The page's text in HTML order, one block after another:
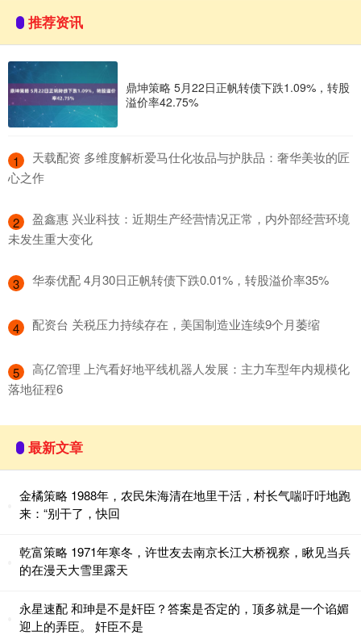
推荐资讯
鼎坤策略 5月22日正帆转债下跌1.09%，转股
溢价率42.75%
1
​天载配资 多维度解析爱马仕化妆品与护肤品：奢华美妆的匠
心之作
2
​盈鑫惠 兴业科技：近期生产经营情况正常，内外部经营环境
未发生重大变化
3 ​华泰优配 4月30日正帆转债下跌0.01%，转股溢价率35%
4 ​配资台 关税压力持续存在，美国制造业连续9个月萎缩
5
​高亿管理 上汽看好地平线机器人发展：主力车型年内规模化
落地征程6
最新文章
金橘策略 1988年，农民朱海清在地里干活，村长气喘吁吁地跑
来：“别干了，快回
乾富策略 1971年寒冬，许世友去南京长江大桥视察，瞅见当兵
的在漫天大雪里露天
永星速配 和珅是不是奸臣？答案是否定的，顶多就是一个谄媚
迎上的弄臣。 奸臣不是